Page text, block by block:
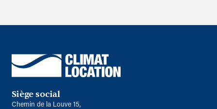
Siège social
Chemin de la Louve 15,